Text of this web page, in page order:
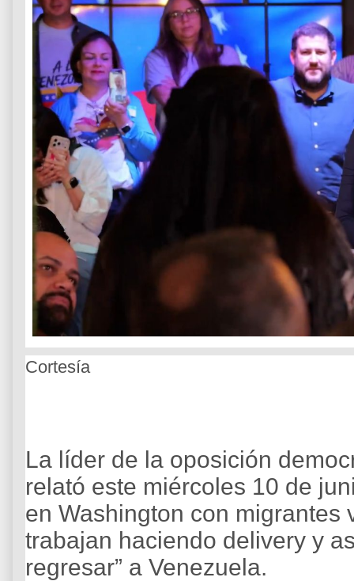
Cortesía
La líder de la oposición
relató este miércoles 10 de
en Washington con
trabajan haciendo delivery y
regresar” a Venezuela.